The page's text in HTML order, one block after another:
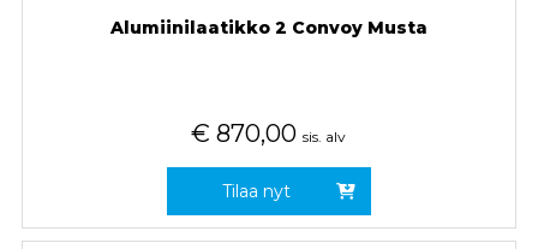
Alumiinilaatikko 2 Convoy Musta
€ 870,00 sis. alv
Tilaa nyt